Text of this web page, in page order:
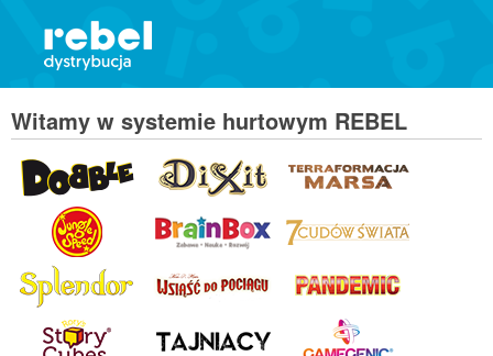
Witamy w systemie hurtowym REBEL